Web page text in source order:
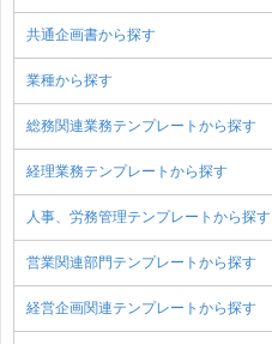
共通企画書から探す
業種から探す
総務関連業務テンプレートから探す
経理業務テンプレートから探す
人事、労務管理テンプレートから探す
営業関連部門テンプレートから探す
経営企画関連テンプレートから探す